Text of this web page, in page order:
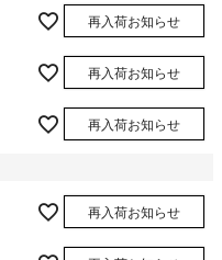
再入荷お知らせ
再入荷お知らせ
再入荷お知らせ
再入荷お知らせ